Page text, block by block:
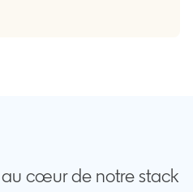
au cœur de notre stack